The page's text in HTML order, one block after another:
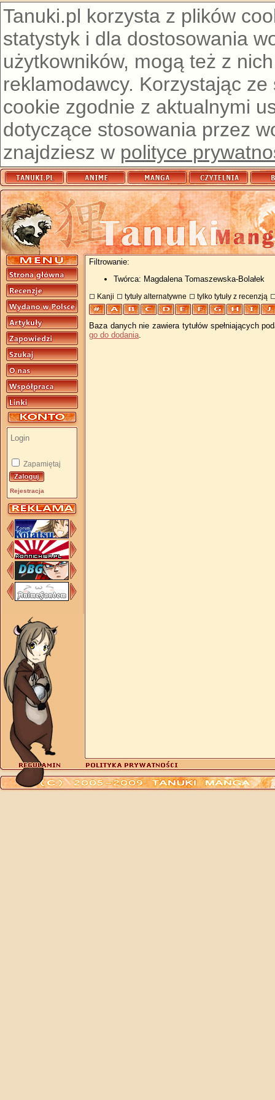
Tanuki.pl korzysta z plików
statystyk i dla dostosowania
użytkowników, mogą też z
reklamodawcy. Korzystając
cookie zgodnie z aktualnymi
dotyczące stosowania przez
znajdziesz w polityce
Zapamiętaj
Rejestracja
Filtrowanie:
Twórca: Magdalena Tomaszewska-Bolałek
Kanji tytuły alternatywne tylko tytuły z recenzją
Baza danych nie zawiera tytułów spełniających
go do dodania.